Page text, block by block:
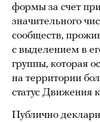
формы за счет
значительного
сообществ,
с выделением в
группы, которая
на территории
статус Движения
Публично